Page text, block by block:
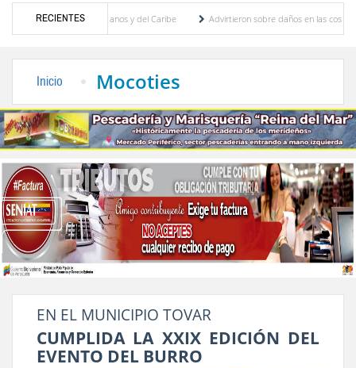
RECIENTES
Centroamericanos y del Caribe
Advirtieron sobre daños en las cosechas de
Inicio Mocoties
EN EL MUNICIPIO TOVAR
CUMPLIDA LA XXIX EDICIÓN DEL
EVENTO DEL BURRO